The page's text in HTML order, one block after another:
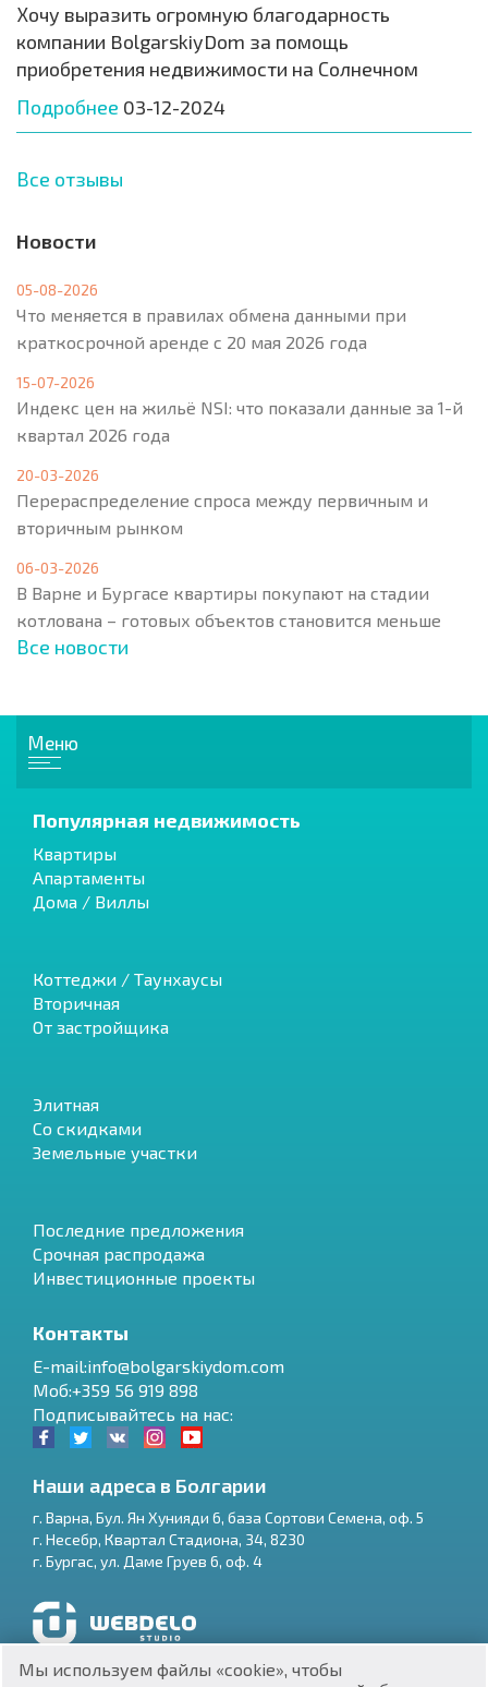
$
Хочу выразить огромную благодарность
компании BolgarskiyDom за помощь
приобретения недвижимости на Солнечном
Подробнее 03-12-2024
Все отзывы
Новости
05-08-2026
Что меняется в правилах обмена данными при
краткосрочной аренде с 20 мая 2026 года
15-07-2026
Индекс цен на жильё NSI: что показали данные за 1-й
квартал 2026 года
20-03-2026
Перераспределение спроса между первичным и
вторичным рынком
06-03-2026
В Варне и Бургасе квартиры покупают на стадии
котлована – готовых объектов становится меньше
Все новости
Меню
Популярная недвижимость
Квартиры
Апартаменты
Дома / Виллы
Коттеджи / Таунхаусы
Вторичная
От застройщика
Элитная
Со скидками
Земельные участки
Последние предложения
Срочная распродажа
Инвестиционные проекты
Контакты
E-mail:info@bolgarskiydom.com
Моб:+359 56 919 898
Подписывайтесь на нас:
Наши адреса в Болгарии
г. Варна, Бул. Ян Хунияди 6, база Сортови Семена, оф. 5
г. Несебр, Квартал Стадиона, 34, 8230
г. Бургас, ул. Даме Груев 6, оф. 4
Разработка и SEO продвижение сайтов
Мы используем файлы «cookie», чтобы